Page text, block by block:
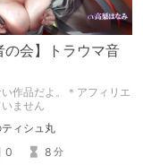
の会】トラウマ音
作品だよ。＊アフィリエ
ません
ィシュ丸
0 8 分